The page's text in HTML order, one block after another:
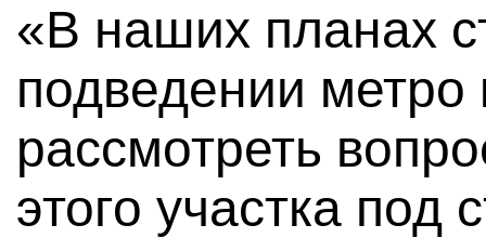
«В наших планах
подведении метро
рассмотреть
этого участка